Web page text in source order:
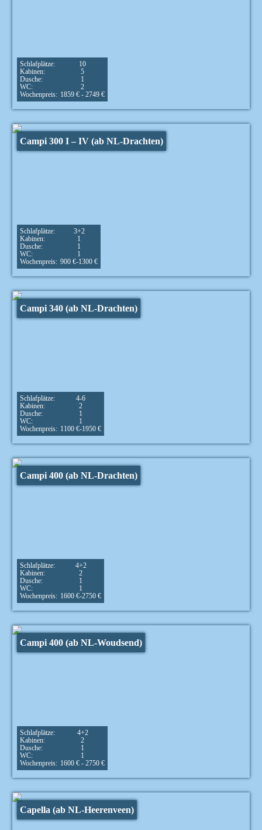
Schlafplätze:
10
Kabinen:
5
Dusche:
1
WC:
2
Wochenpreis: 1859 € - 2749 €
Campi 300 I – IV (ab NL-Drachten)
Schlafplätze:
3+2
Kabinen:
1
Dusche:
1
WC:
1
Wochenpreis: 900 €-1300 €
Campi 340 (ab NL-Drachten)
Schlafplätze:
4-6
Kabinen:
2
Dusche:
1
WC:
1
Wochenpreis: 1100 €-1950 €
Campi 400 (ab NL-Drachten)
Schlafplätze:
4+2
Kabinen:
2
Dusche:
1
WC:
1
Wochenpreis: 1600 €-2750 €
Campi 400 (ab NL-Woudsend)
Schlafplätze:
4+2
Kabinen:
2
Dusche:
1
WC:
1
Wochenpreis: 1600 € - 2750 €
Capella (ab NL-Heerenveen)